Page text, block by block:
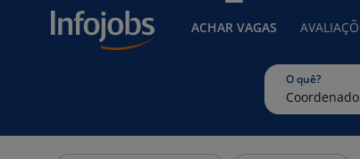
ACHAR VAGAS
O quê?